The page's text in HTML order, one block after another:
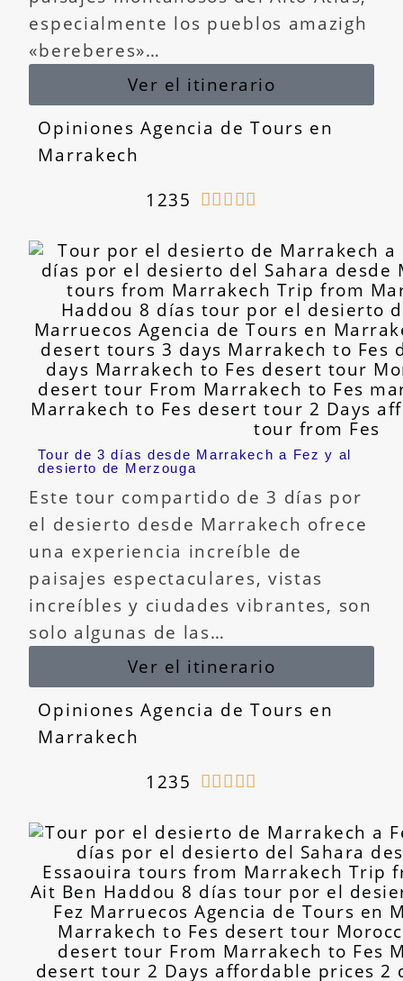
especialmente los pueblos amazigh
«bereberes»…
Ver el itinerario
Opiniones Agencia de Tours en
Marrakech
1235
    
Tour de 3 días desde Marrakech a Fez y al
desierto de Merzouga
Este tour compartido de 3 días por
el desierto desde Marrakech ofrece
una experiencia increíble de
paisajes espectaculares, vistas
increíbles y ciudades vibrantes, son
solo algunas de las…
Ver el itinerario
Opiniones Agencia de Tours en
Marrakech
1235
    